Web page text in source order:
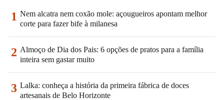
1 Nem alcatra nem coxão mole: açougueiros apontam melhor
corte para fazer bife à milanesa
2 Almoço de Dia dos Pais: 6 opções de pratos para a família
inteira sem gastar muito
3 Lalka: conheça a história da primeira fábrica de doces
artesanais de Belo Horizonte